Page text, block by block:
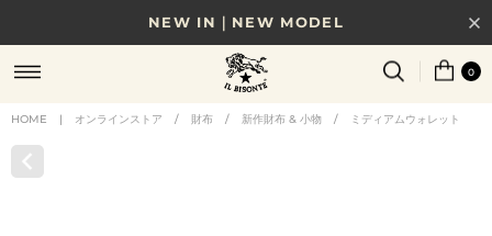
NEW IN｜NEW MODEL
8/17(月)10時まで｜税込11,000円以上で送料無料
贈る相手やシーンから選べる、新しいギフトガイド
0
HOME | オンラインストア / 財布 / 新作財布 & 小物 / ミディアムウォレット